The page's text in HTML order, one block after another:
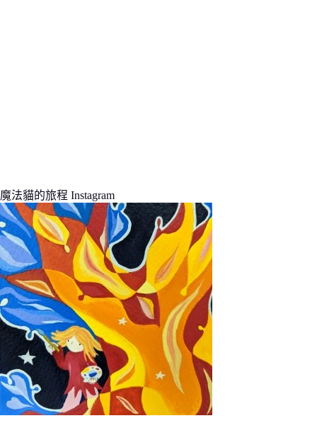
魔法貓的旅程 Instagram